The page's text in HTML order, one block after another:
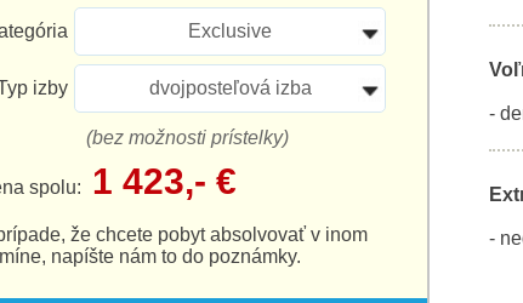
Exclusive
izby dvojposteľová izba
(bez možnosti prístelky)
spolu: 1 423,- €
že chcete pobyt absolvovať v inom
napíšte nám to do poznámky.
-
-